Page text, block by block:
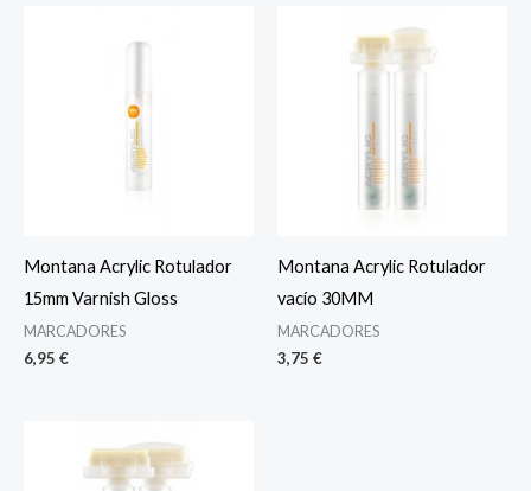
Montana Acrylic Rotulador
15mm Varnish Gloss
MARCADORES
6,95 €
Montana Acrylic Rotulador
vacío 30MM
MARCADORES
3,75 €